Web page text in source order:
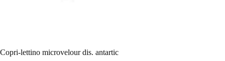
Copri-lettino microvelour dis. antartic